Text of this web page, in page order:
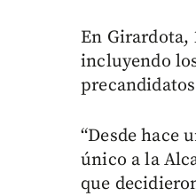
En Girardota,
incluyendo
“Desde hace
único a la
que